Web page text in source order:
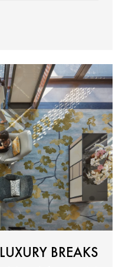
LUXURY BREAKS